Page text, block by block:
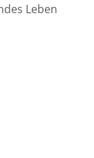
Leben